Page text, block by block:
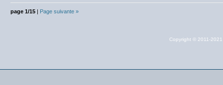
page 1/15 | Page suivante »
Copyright © 2011-